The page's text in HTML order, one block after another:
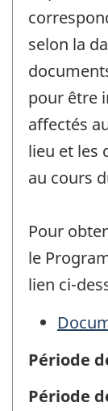
selon la
pour être
affectés
lieu et les
au cours
Pour
le
lien ci-
Période
Période